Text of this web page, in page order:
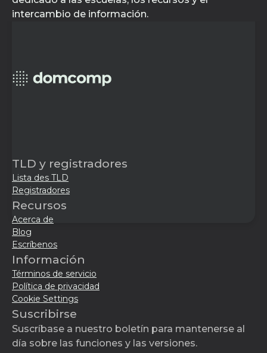
intercambio de información.
TLD y registradores
Lista des TLD
Registradores
Recursos
Acerca de
Blog
Escríbenos
Información
Términos de servicio
Política de privacidad
Cookie Settings
Suscribirse
Suscríbase a nuestro boletín para mantenerse al
día sobre las funciones y las versiones.